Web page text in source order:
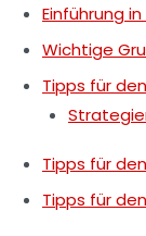
Einführung
Wichtige
Tipps für
Tipps für
Tipps für